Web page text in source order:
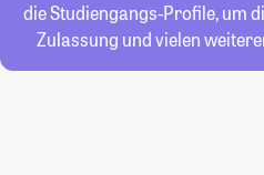
die Studiengangs-Profile, um
Zulassung und vielen